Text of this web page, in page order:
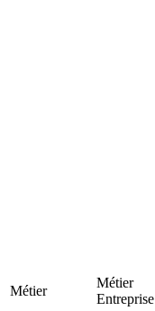
Métier
Métier
Entreprise